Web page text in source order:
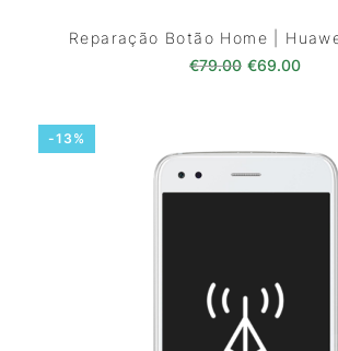
Reparação Botão Home |
€79.00 O preço
€69.00O
-13%